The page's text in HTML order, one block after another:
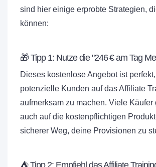
sind hier einige erprobte Strategien,
können:
🎁 Tipp 1: Nutze die "246 € am Tag
Dieses kostenlose Angebot ist
potenzielle Kunden auf das Affiliate
aufmerksam zu machen. Viele Käufer
auch auf die kostenpflichtigen
sicherer Weg, deine Provisionen zu
⛺ Tipp 2: Empfiehl das Affiliate